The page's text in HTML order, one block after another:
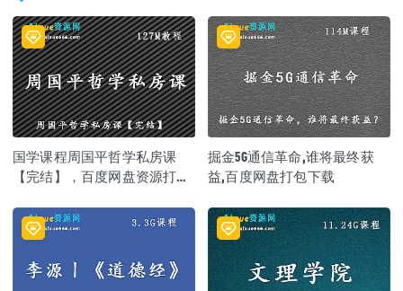
国学课程周国平哲学私房课
【完结】，百度网盘资源打包
掘金5G通信革命,谁将最终获
益,百度网盘打包下载